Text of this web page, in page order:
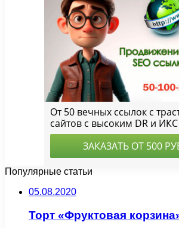
Популярные статьи
05.08.2020
Торт «Фруктовая